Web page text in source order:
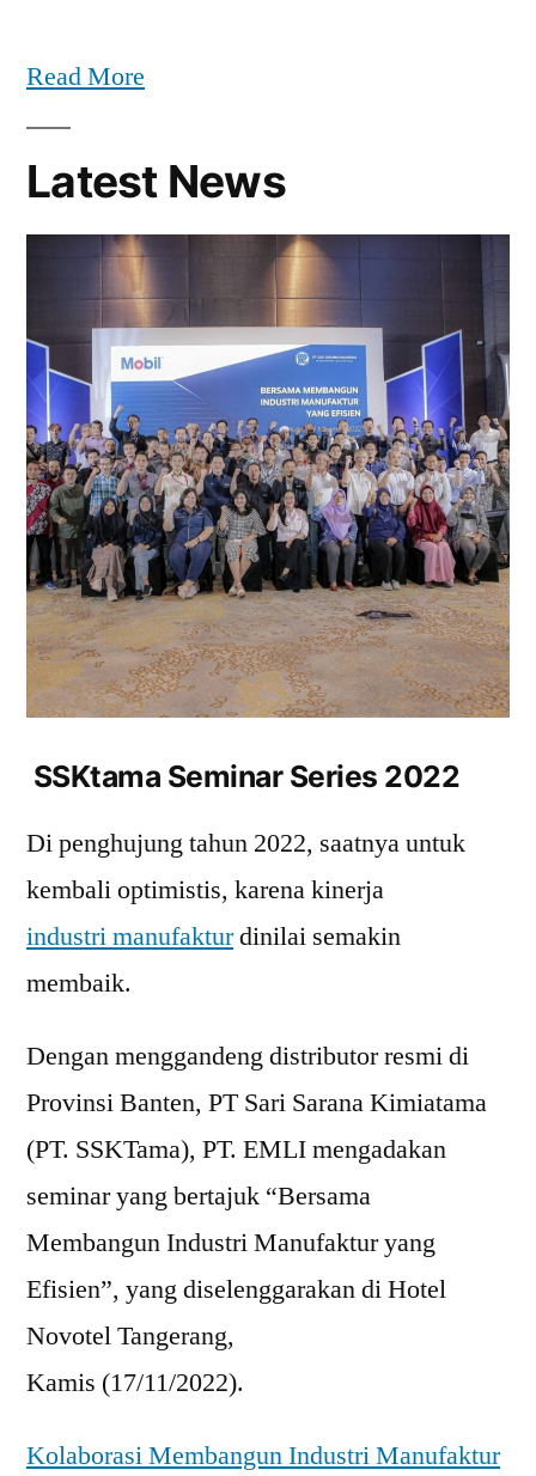
Read More
Latest News
SSKtama Seminar Series 2022
Di penghujung tahun 2022, saatnya untuk
kembali optimistis, karena kinerja
industri manufakturdinilai semakin
membaik.
Dengan menggandeng distributor resmi di
Provinsi Banten, PT Sari Sarana Kimiatama
(PT. SSKTama), PT. EMLI mengadakan
seminar yang bertajuk “Bersama
Membangun Industri Manufaktur yang
Efisien”, yang diselenggarakan di Hotel
Novotel Tangerang,
Kamis (17/11/2022).
Kolaborasi Membangun Industri Manufaktur